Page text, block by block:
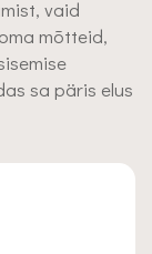
vaid
mõtteid,
sa päris elus